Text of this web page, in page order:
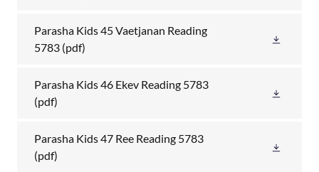
Parasha Kids 45 Vaetjanan Reading
5783 (pdf)
Parasha Kids 46 Ekev Reading 5783
(pdf)
Parasha Kids 47 Ree Reading 5783
(pdf)